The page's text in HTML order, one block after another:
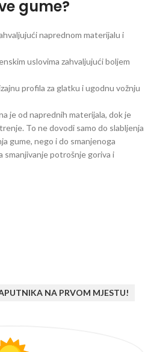
gume?
naprednom materijalu i
uslovima zahvaljujući boljem
profila za glatku i ugodnu vožnju
je od naprednih materijala, dok je
To ne dovodi samo do slabljenja
gume, nego i do smanjenoga
smanjivanje potrošnje goriva i
NA PRVOM MJESTU!